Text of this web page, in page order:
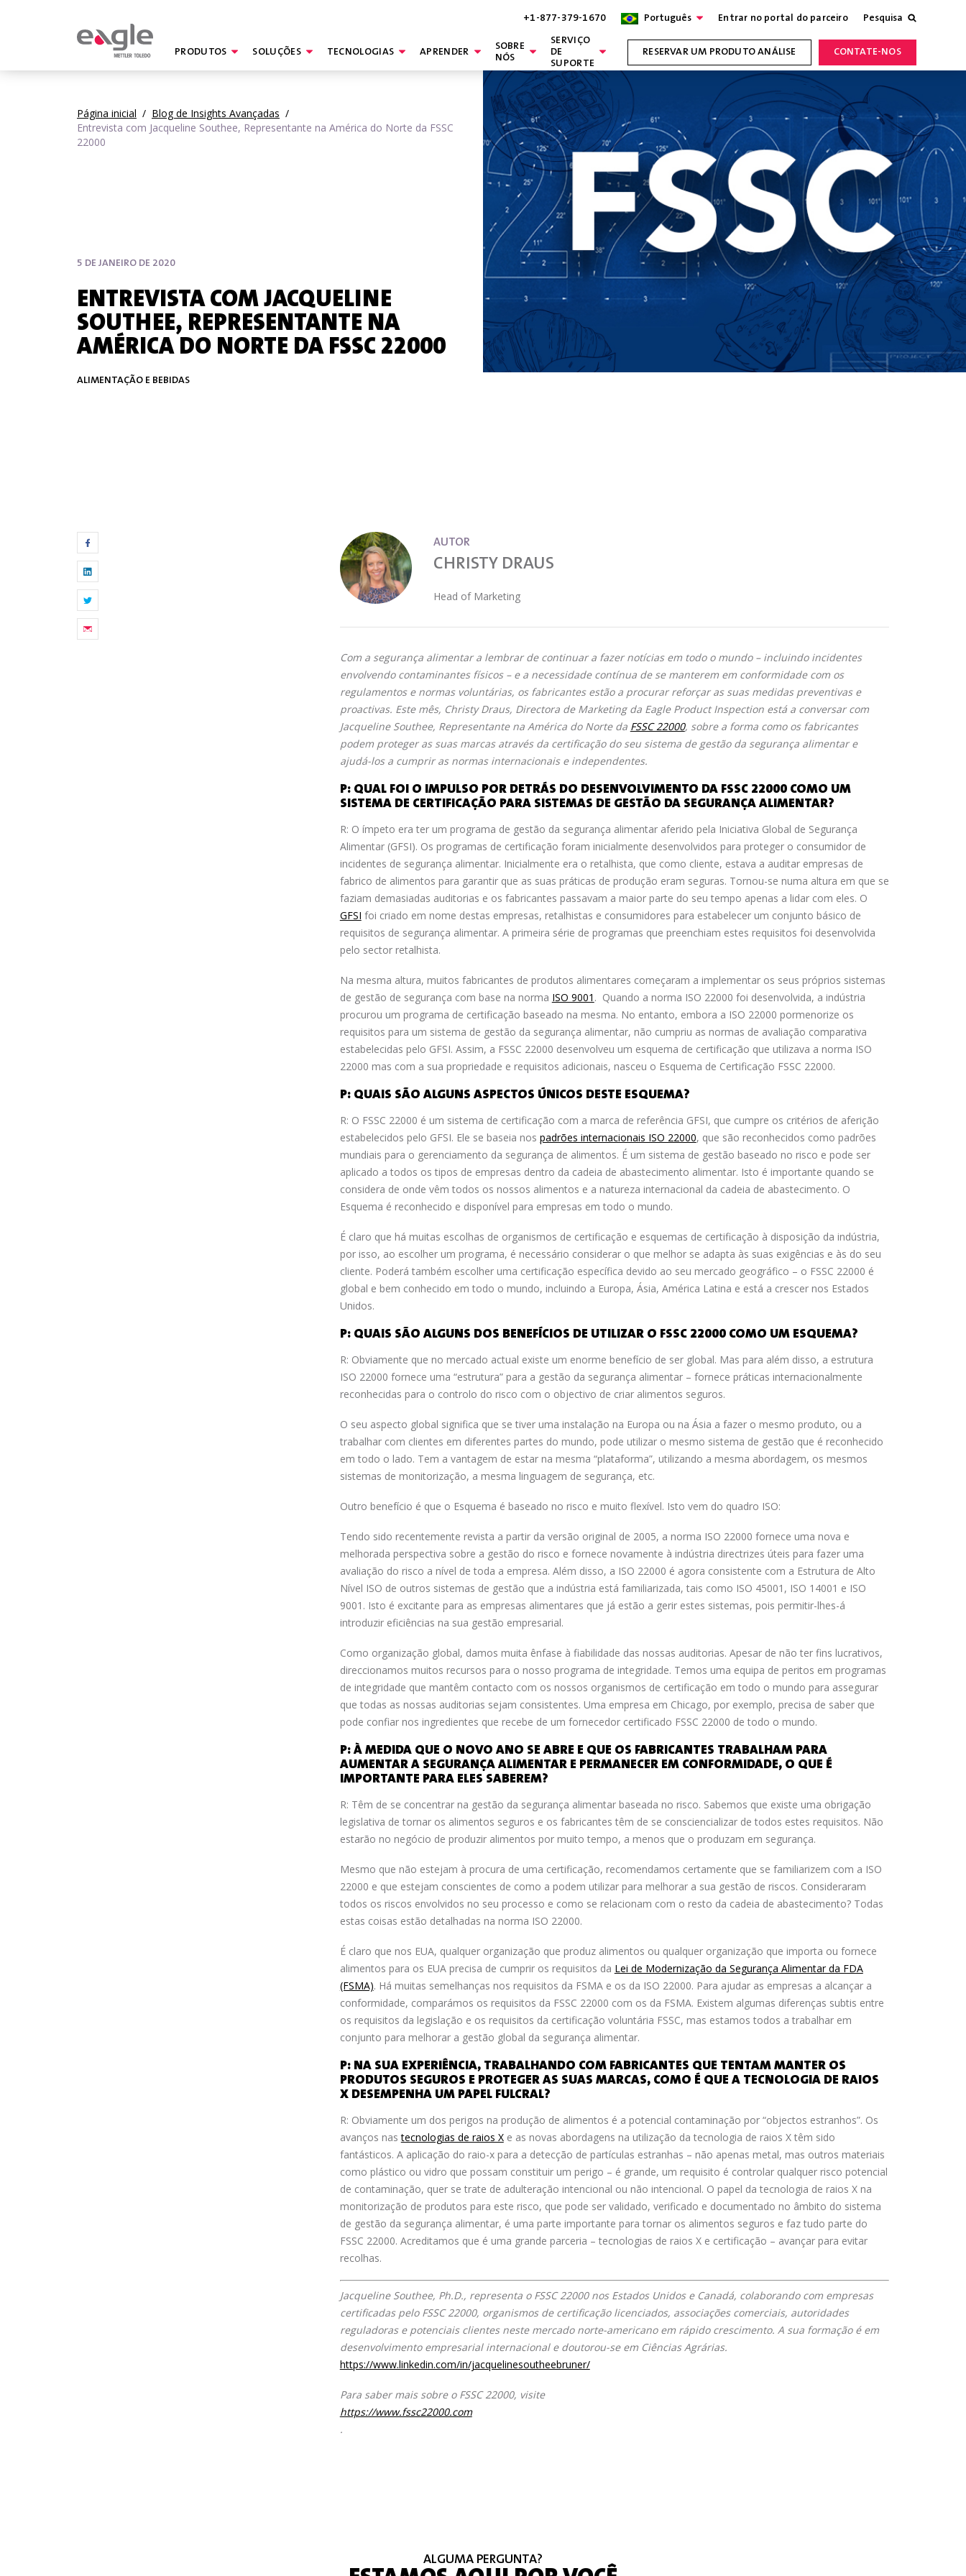
+1-877-379-1670 Português Entrar no portal do parceiro Pesquisa
PRODUTOS SOLUÇÕES TECNOLOGIAS APRENDER
SOBRE
NÓS
SERVIÇO
DE
SUPORTE
RESERVAR UM PRODUTO ANÁLISE CONTATE-NOS
Página inicial / Blog de Insights Avançadas /
Entrevista com Jacqueline Southee, Representante na América do Norte da FSSC
22000
5 DE JANEIRO DE 2020
ENTREVISTA COM JACQUELINE
SOUTHEE, REPRESENTANTE NA
AMÉRICA DO NORTE DA FSSC 22000
ALIMENTAÇÃO E BEBIDAS
AUTOR
CHRISTY DRAUS
Head of Marketing
Com a segurança alimentar a lembrar de continuar a fazer notícias em todo o mundo – incluindo incidentes
envolvendo contaminantes físicos – e a necessidade contínua de se manterem em conformidade com os
regulamentos e normas voluntárias, os fabricantes estão a procurar reforçar as suas medidas preventivas e
proactivas. Este mês, Christy Draus, Directora de Marketing da Eagle Product Inspection está a conversar com
Jacqueline Southee, Representante na América do Norte da FSSC 22000, sobre a forma como os fabricantes
podem proteger as suas marcas através da certificação do seu sistema de gestão da segurança alimentar e
ajudá-los a cumprir as normas internacionais e independentes.
P: QUAL FOI O IMPULSO POR DETRÁS DO DESENVOLVIMENTO DA FSSC 22000 COMO UM
SISTEMA DE CERTIFICAÇÃO PARA SISTEMAS DE GESTÃO DA SEGURANÇA ALIMENTAR?
R: O ímpeto era ter um programa de gestão da segurança alimentar aferido pela Iniciativa Global de Segurança
Alimentar (GFSI). Os programas de certificação foram inicialmente desenvolvidos para proteger o consumidor de
incidentes de segurança alimentar. Inicialmente era o retalhista, que como cliente, estava a auditar empresas de
fabrico de alimentos para garantir que as suas práticas de produção eram seguras. Tornou-se numa altura em que se
faziam demasiadas auditorias e os fabricantes passavam a maior parte do seu tempo apenas a lidar com eles. O
GFSI foi criado em nome destas empresas, retalhistas e consumidores para estabelecer um conjunto básico de
requisitos de segurança alimentar. A primeira série de programas que preenchiam estes requisitos foi desenvolvida
pelo sector retalhista.
Na mesma altura, muitos fabricantes de produtos alimentares começaram a implementar os seus próprios sistemas
de gestão de segurança com base na norma ISO 9001 . Quando a norma ISO 22000 foi desenvolvida, a indústria
procurou um programa de certificação baseado na mesma. No entanto, embora a ISO 22000 pormenorize os
requisitos para um sistema de gestão da segurança alimentar, não cumpriu as normas de avaliação comparativa
estabelecidas pelo GFSI. Assim, a FSSC 22000 desenvolveu um esquema de certificação que utilizava a norma ISO
22000 mas com a sua propriedade e requisitos adicionais, nasceu o Esquema de Certificação FSSC 22000.
P: QUAIS SÃO ALGUNS ASPECTOS ÚNICOS DESTE ESQUEMA?
R: O FSSC 22000 é um sistema de certificação com a marca de referência GFSI, que cumpre os critérios de aferição
estabelecidos pelo GFSI. Ele se baseia nos padrões internacionais ISO 22000, que são reconhecidos como padrões
mundiais para o gerenciamento da segurança de alimentos. É um sistema de gestão baseado no risco e pode ser
aplicado a todos os tipos de empresas dentro da cadeia de abastecimento alimentar. Isto é importante quando se
considera de onde vêm todos os nossos alimentos e a natureza internacional da cadeia de abastecimento. O
Esquema é reconhecido e disponível para empresas em todo o mundo.
É claro que há muitas escolhas de organismos de certificação e esquemas de certificação à disposição da indústria,
por isso, ao escolher um programa, é necessário considerar o que melhor se adapta às suas exigências e às do seu
cliente. Poderá também escolher uma certificação específica devido ao seu mercado geográfico – o FSSC 22000 é
global e bem conhecido em todo o mundo, incluindo a Europa, Ásia, América Latina e está a crescer nos Estados
Unidos.
P: QUAIS SÃO ALGUNS DOS BENEFÍCIOS DE UTILIZAR O FSSC 22000 COMO UM ESQUEMA?
R: Obviamente que no mercado actual existe um enorme benefício de ser global. Mas para além disso, a estrutura
ISO 22000 fornece uma “estrutura” para a gestão da segurança alimentar – fornece práticas internacionalmente
reconhecidas para o controlo do risco com o objectivo de criar alimentos seguros.
O seu aspecto global significa que se tiver uma instalação na Europa ou na Ásia a fazer o mesmo produto, ou a
trabalhar com clientes em diferentes partes do mundo, pode utilizar o mesmo sistema de gestão que é reconhecido
em todo o lado. Tem a vantagem de estar na mesma “plataforma”, utilizando a mesma abordagem, os mesmos
sistemas de monitorização, a mesma linguagem de segurança, etc.
Outro benefício é que o Esquema é baseado no risco e muito flexível. Isto vem do quadro ISO:
Tendo sido recentemente revista a partir da versão original de 2005, a norma ISO 22000 fornece uma nova e
melhorada perspectiva sobre a gestão do risco e fornece novamente à indústria directrizes úteis para fazer uma
avaliação do risco a nível de toda a empresa. Além disso, a ISO 22000 é agora consistente com a Estrutura de Alto
Nível ISO de outros sistemas de gestão que a indústria está familiarizada, tais como ISO 45001, ISO 14001 e ISO
9001. Isto é excitante para as empresas alimentares que já estão a gerir estes sistemas, pois permitir-lhes-á
introduzir eficiências na sua gestão empresarial.
Como organização global, damos muita ênfase à fiabilidade das nossas auditorias. Apesar de não ter fins lucrativos,
direccionamos muitos recursos para o nosso programa de integridade. Temos uma equipa de peritos em programas
de integridade que mantêm contacto com os nossos organismos de certificação em todo o mundo para assegurar
que todas as nossas auditorias sejam consistentes. Uma empresa em Chicago, por exemplo, precisa de saber que
pode confiar nos ingredientes que recebe de um fornecedor certificado FSSC 22000 de todo o mundo.
P: À MEDIDA QUE O NOVO ANO SE ABRE E QUE OS FABRICANTES TRABALHAM PARA
AUMENTAR A SEGURANÇA ALIMENTAR E PERMANECER EM CONFORMIDADE, O QUE É
IMPORTANTE PARA ELES SABEREM?
R: Têm de se concentrar na gestão da segurança alimentar baseada no risco. Sabemos que existe uma obrigação
legislativa de tornar os alimentos seguros e os fabricantes têm de se consciencializar de todos estes requisitos. Não
estarão no negócio de produzir alimentos por muito tempo, a menos que o produzam em segurança.
Mesmo que não estejam à procura de uma certificação, recomendamos certamente que se familiarizem com a ISO
22000 e que estejam conscientes de como a podem utilizar para melhorar a sua gestão de riscos. Consideraram
todos os riscos envolvidos no seu processo e como se relacionam com o resto da cadeia de abastecimento? Todas
estas coisas estão detalhadas na norma ISO 22000.
É claro que nos EUA, qualquer organização que produz alimentos ou qualquer organização que importa ou fornece
alimentos para os EUA precisa de cumprir os requisitos da Lei de Modernização da Segurança Alimentar da FDA
(FSMA). Há muitas semelhanças nos requisitos da FSMA e os da ISO 22000. Para ajudar as empresas a alcançar a
conformidade, comparámos os requisitos da FSSC 22000 com os da FSMA. Existem algumas diferenças subtis entre
os requisitos da legislação e os requisitos da certificação voluntária FSSC, mas estamos todos a trabalhar em
conjunto para melhorar a gestão global da segurança alimentar.
P: NA SUA EXPERIÊNCIA, TRABALHANDO COM FABRICANTES QUE TENTAM MANTER OS
PRODUTOS SEGUROS E PROTEGER AS SUAS MARCAS, COMO É QUE A TECNOLOGIA DE RAIOS
X DESEMPENHA UM PAPEL FULCRAL?
R: Obviamente um dos perigos na produção de alimentos é a potencial contaminação por “objectos estranhos”. Os
avanços nastecnologias de raios Xe as novas abordagens na utilização da tecnologia de raios X têm sido
fantásticos. A aplicação do raio-x para a detecção de partículas estranhas – não apenas metal, mas outros materiais
como plástico ou vidro que possam constituir um perigo – é grande, um requisito é controlar qualquer risco potencial
de contaminação, quer se trate de adulteração intencional ou não intencional. O papel da tecnologia de raios X na
monitorização de produtos para este risco, que pode ser validado, verificado e documentado no âmbito do sistema
de gestão da segurança alimentar, é uma parte importante para tornar os alimentos seguros e faz tudo parte do
FSSC 22000. Acreditamos que é uma grande parceria – tecnologias de raios X e certificação – avançar para evitar
recolhas.
Jacqueline Southee, Ph.D., representa o FSSC 22000 nos Estados Unidos e Canadá, colaborando com empresas
certificadas pelo FSSC 22000, organismos de certificação licenciados, associações comerciais, autoridades
reguladoras e potenciais clientes neste mercado norte-americano em rápido crescimento. A sua formação é em
desenvolvimento empresarial internacional e doutorou-se em Ciências Agrárias.
https://www.linkedin.com/in/jacquelinesoutheebruner/
Para saber mais sobre o FSSC 22000, visite
https://www.fssc22000.com
.
ALGUMA PERGUNTA?